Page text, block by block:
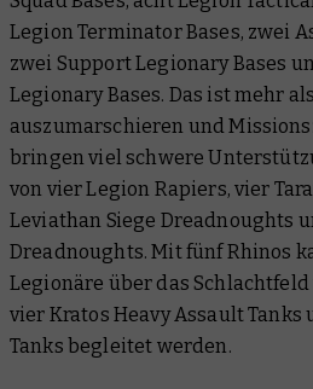
Legion Terminator Bases, zwei
zwei Support Legionary Bases
Legionary Bases. Das ist mehr
auszumarschieren und
bringen viel schwere
von vier Legion Rapiers, vier
Leviathan Siege Dreadnoughts
Dreadnoughts. Mit fünf Rhinos
Legionäre über das
vier Kratos Heavy Assault Tanks
Tanks begleitet werden.